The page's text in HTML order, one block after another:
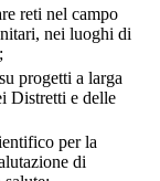
reti nel campo
nei luoghi di
progetti a larga
Distretti e delle
per la
di